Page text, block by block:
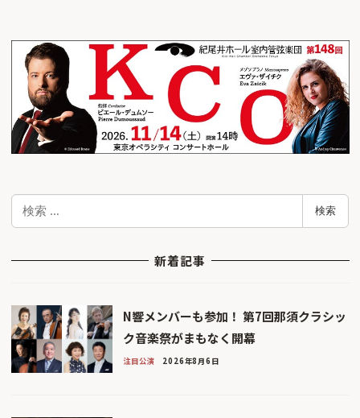
検
検索
新着記事
N響メンバーも参加！ 第7回那須クラシッ
ク音楽祭がまもなく開幕
注目公演 2026年8月6日